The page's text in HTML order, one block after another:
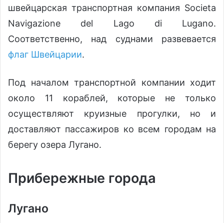
швейцарская транспортная компания Societa
Navigazione del Lago di Lugano.
Соответственно, над суднами развевается
флаг Швейцарии.
Под началом транспортной компании ходит
около 11 кораблей, которые не только
осуществляют круизные прогулки, но и
доставляют пассажиров ко всем городам на
берегу озера Лугано.
Прибережные города
Лугано